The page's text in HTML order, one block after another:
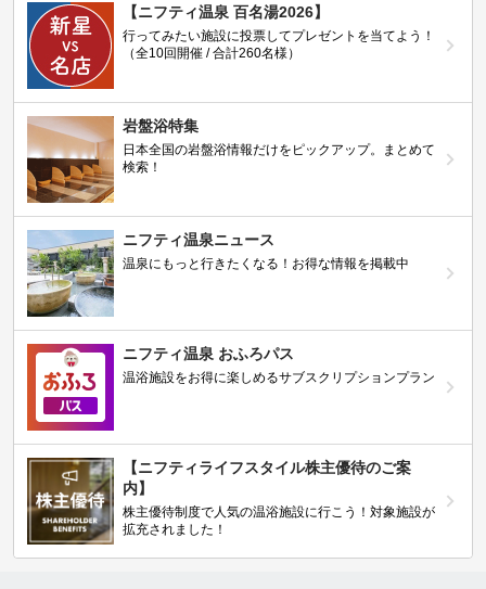
【ニフティ温泉 百名湯2026】
行ってみたい施設に投票してプレゼントを当てよう！
（全10回開催 / 合計260名様）
岩盤浴特集
日本全国の岩盤浴情報だけをピックアップ。まとめて
検索！
ニフティ温泉ニュース
温泉にもっと行きたくなる！お得な情報を掲載中
ニフティ温泉 おふろパス
温浴施設をお得に楽しめるサブスクリプションプラン
【ニフティライフスタイル株主優待のご案
内】
株主優待制度で人気の温浴施設に行こう！対象施設が
拡充されました！